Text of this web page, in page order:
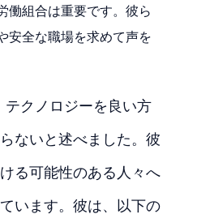
働組合は重要です。彼ら
安全な職場を求めて声を
クノロジーを良い方
ないと述べました。彼
る可能性のある人々へ
います。彼は、以下の